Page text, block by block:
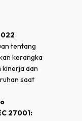
tentang
kerangka
kinerja dan
saat
27001: